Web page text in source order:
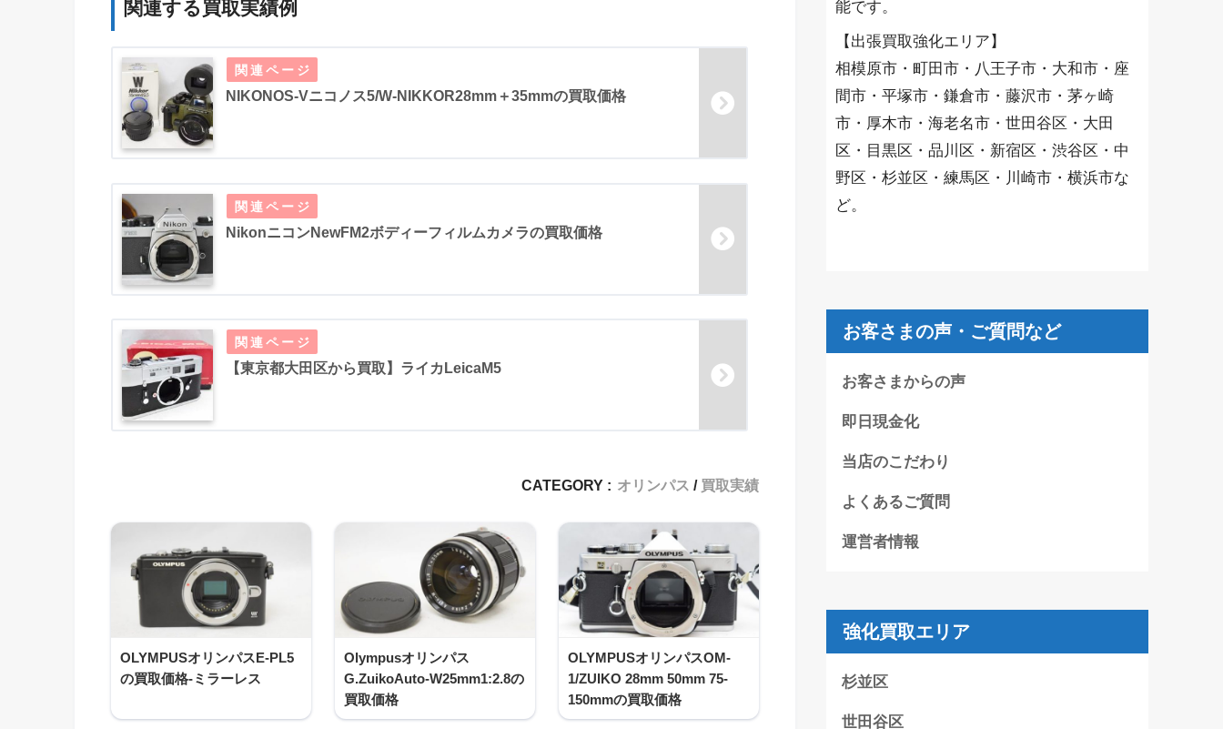
関連する買取実績例
NIKONOS-Vニコノス5/W-NIKKOR28mm＋35mmの買取価格
NikonニコンNewFM2ボディーフィルムカメラの買取価格
【東京都大田区から買取】ライカLeicaM5
CATEGORY : オリンパス 買取実績
OLYMPUSオリンパスE-PL5
の買取価格-ミラーレス
Olympusオリンパス
G.ZuikoAuto-W25mm1:2.8の
買取価格
OLYMPUSオリンパスOM-
1/ZUIKO 28mm 50mm 75-
150mmの買取価格
能です。
【出張買取強化エリア】
相模原市・町田市・八王子市・大和市・座
間市・平塚市・鎌倉市・藤沢市・茅ヶ崎
市・厚木市・海老名市・世田谷区・大田
区・目黒区・品川区・新宿区・渋谷区・中
野区・杉並区・練馬区・川崎市・横浜市な
ど。
お客さまの声・ご質問など
お客さまからの声
即日現金化
当店のこだわり
よくあるご質問
運営者情報
強化買取エリア
杉並区
世田谷区